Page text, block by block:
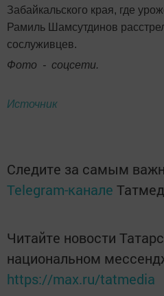
Забайкальского края, где
Рамиль Шамсутдинов
сослуживцев.
Фото - соцсети.
Источник
Следите за самым
Telegram-канале
Читайте новости
национальном
https://max.ru/tatmedia